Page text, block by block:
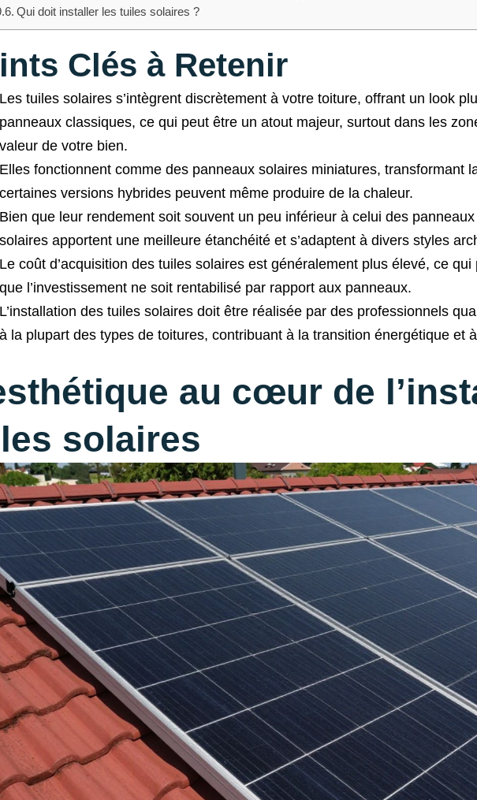
Qui doit installer les tuiles solaires ?
Clés à Retenir
Les tuiles solaires s’intègrent discrètement à votre toiture, offrant un look
panneaux classiques, ce qui peut être un atout majeur, surtout dans les
valeur de votre bien.
Elles fonctionnent comme des panneaux solaires miniatures, transformant
certaines versions hybrides peuvent même produire de la chaleur.
Bien que leur rendement soit souvent un peu inférieur à celui des
solaires apportent une meilleure étanchéité et s’adaptent à divers styles
Le coût d’acquisition des tuiles solaires est généralement plus élevé, ce
que l’investissement ne soit rentabilisé par rapport aux panneaux.
L’installation des tuiles solaires doit être réalisée par des professionnels
à la plupart des types de toitures, contribuant à la transition énergétique et
au cœur de
solaires